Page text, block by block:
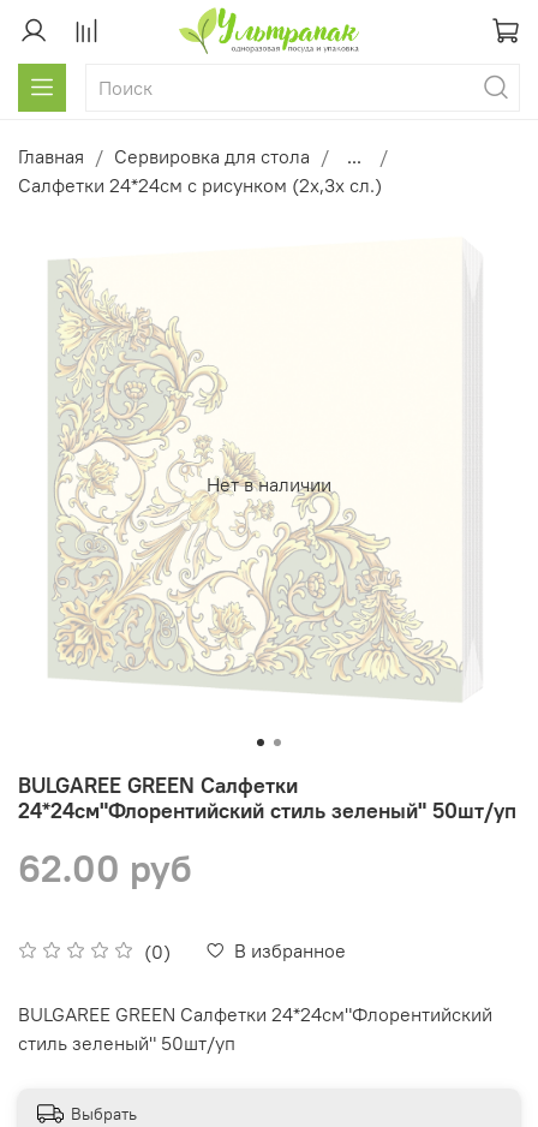
Главная Сервировка для стола
...
Салфетки 24*24см с рисунком (2х,3х сл.)
Нет в наличии
BULGAREE GREEN Салфетки
24*24см"Флорентийский стиль зеленый" 50шт/уп
(0) В избранное
62.00 руб
BULGAREE GREEN Салфетки 24*24см"Флорентийский
стиль зеленый" 50шт/уп
Выбрать